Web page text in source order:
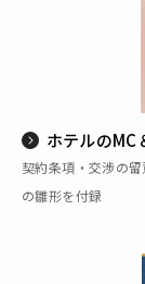
ホテルのMC
契約条項・交渉の
の雛形を付録